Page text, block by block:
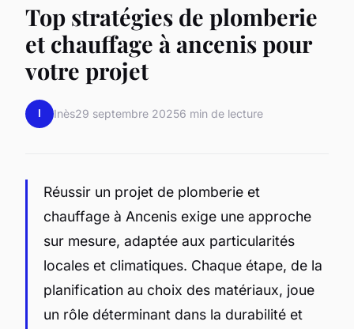
Top stratégies de plomberie
et chauffage à ancenis pour
votre projet
I Inès29 septembre 20256 min de lecture
Réussir un projet de plomberie et
chauffage à Ancenis exige une approche
sur mesure, adaptée aux particularités
locales et climatiques. Chaque étape, de la
planification au choix des matériaux, joue
un rôle déterminant dans la durabilité et